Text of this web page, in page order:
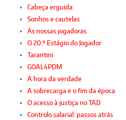
Cabeça erguida
Sonhos e cautelas
As nossas jogadoras
O 20.º Estágio do Jogador
Tarantini
GOAL4PDM
A hora da verdade
A sobrecarga e o fim da época
O acesso à justiça no TAD
Controlo salarial: passos atrás